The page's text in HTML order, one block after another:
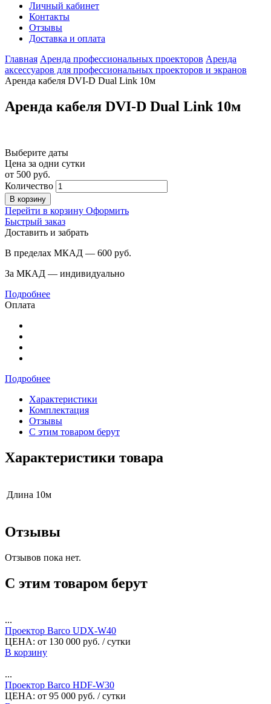
Личный кабинет
Контакты
Отзывы
Доставка и оплата
Главная Аренда профессиональных проекторов Аренда
аксессуаров для профессиональных проекторов и экранов
Аренда кабеля DVI-D Dual Link 10м
Аренда кабеля DVI-D Dual Link 10м
Выберите даты
Цена за одни сутки
от 500 руб.
Количество
В корзину
Перейти в корзину Оформить
Быстрый заказ
Доставить и забрать
В пределах МКАД — 600 руб.
За МКАД — индивидуально
Подробнее
Оплата
Подробнее
Характеристики
Комплектация
Отзывы
С этим товаром берут
Характеристики товара
Длина 10м
Отзывы
Отзывов пока нет.
С этим товаром берут
...
Проектор Barco UDX-W40
ЦЕНА: от 130 000 руб. / сутки
В корзину
...
Проектор Barco HDF-W30
ЦЕНА: от 95 000 руб. / сутки